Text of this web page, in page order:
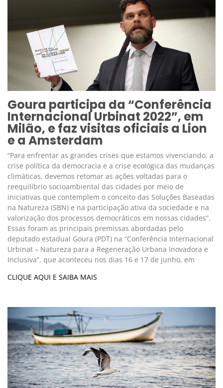
Goura participa da “Conferência
Internacional Urbinat 2022”, em
Milão, e faz visitas oficiais a Lion
e a Amsterdam
“Para enfrentar as grandes crises que estamos vivenciando, a
crise política da democracia e a crise ecológica das mudanças
climáticas, devemos retomar as ações voltadas para o
reequilíbrio socioambiental das cidades por meio de
iniciativas que contemplem o conceito das Soluções Baseadas
na Natureza (SBN) e na participação ativa da sociedade e na
valorização dos processos democráticos em nossas cidades”.
Essas foram as principais premissas abordadas pelo
deputado estadual Goura (PDT) na “Conferência Internacional
Urbinat – Natureza para a Regeneração Urbana Inovadora e
Inclusiva”, que aconteceu nos dias 16 e 17 de junho, em
CLIQUE AQUI E SAIBA MAIS